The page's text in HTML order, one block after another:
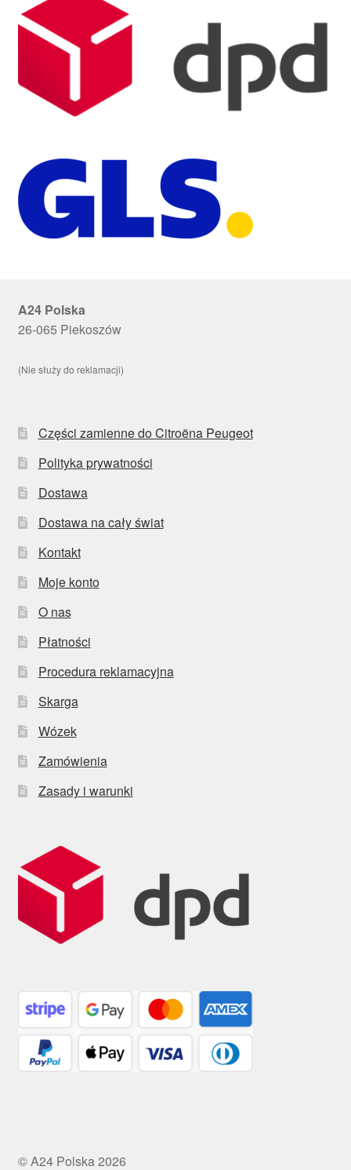
A24 Polska
26-065 Piekoszów
(Nie służy do reklamacji)
Części zamienne do Citroëna Peugeot
Polityka prywatności
Dostawa
Dostawa na cały świat
Kontakt
Moje konto
O nas
Płatności
Procedura reklamacyjna
Skarga
Wózek
Zamówienia
Zasady i warunki
© A24 Polska 2026